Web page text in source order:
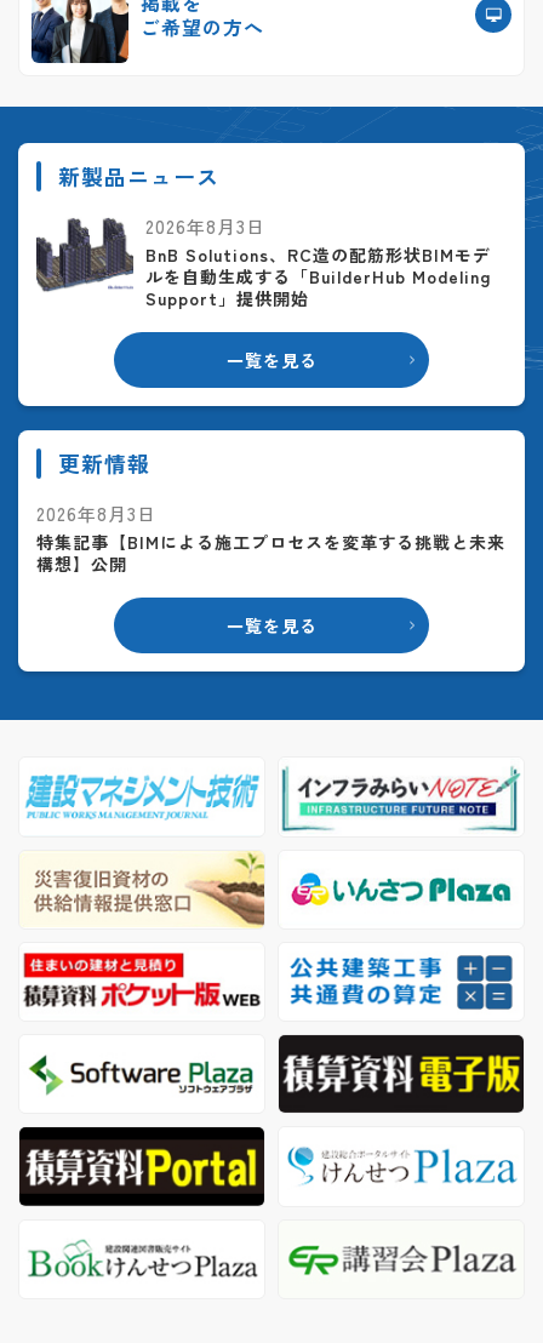
ご希望の方へ
新製品ニュース
一覧を見る
2026年8月3日
BnB Solutions、RC造の配筋形状BIMモデ
ルを自動生成する「BuilderHub Modeling
Support」提供開始
更新情報
一覧を見る
2026年8月3日
特集記事【BIMによる施工プロセスを変革する挑戦と未来
構想】公開